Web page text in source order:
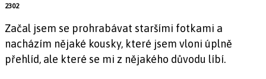
2302
Začal jsem se prohrabávat staršími fotkami a
nacházím nějaké kousky, které jsem vloni úplně
přehlíd, ale které se mi z nějakého důvodu líbí.